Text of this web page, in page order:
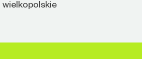
wielkopolskie